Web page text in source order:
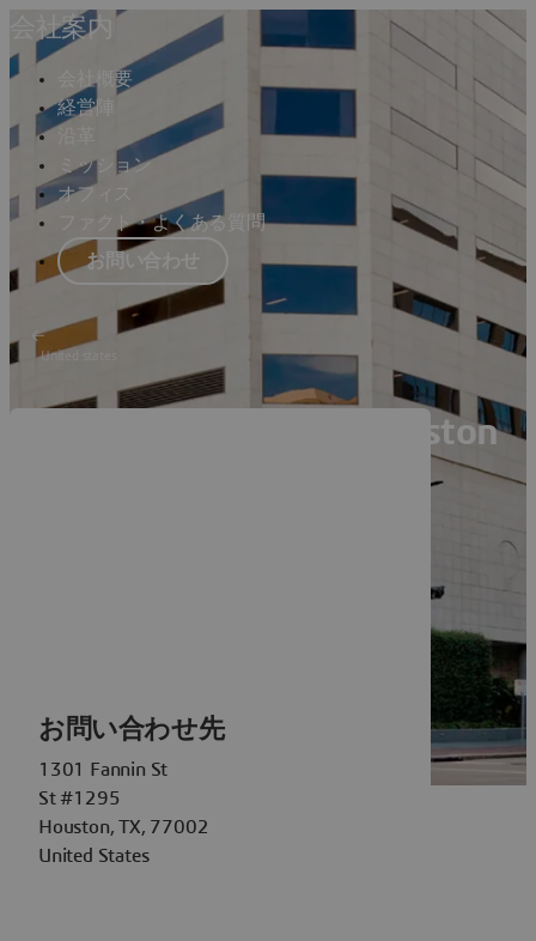
会社案内
会社概要
経営陣
ミッション
オフィス
ファクト・よくある質問
お問い合わせ
United states
Dassault Systèmes Houston
お問い合わせ先
1301 Fannin St
St #1295
Houston, TX, 77002
United States